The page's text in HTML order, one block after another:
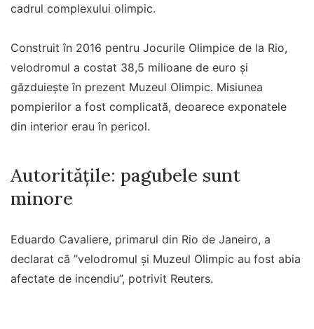
cadrul complexului olimpic.
Construit în 2016 pentru Jocurile Olimpice de la Rio,
velodromul a costat 38,5 milioane de euro și
găzduiește în prezent Muzeul Olimpic. Misiunea
pompierilor a fost complicată, deoarece exponatele
din interior erau în pericol.
Autoritățile: pagubele sunt
minore
Eduardo Cavaliere, primarul din Rio de Janeiro, a
declarat că ”velodromul și Muzeul Olimpic au fost abia
afectate de incendiu”, potrivit Reuters.